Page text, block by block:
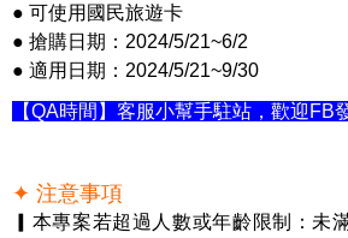
● 可使用國民旅遊卡
● 搶購日期：2024/5/21~6/2
● 適用日期：2024/5/21~9/30
【QA時間】客服小幫手駐站，歡迎FB
✦ 注意事項
▎本專案若超過人數或年齡限制：未